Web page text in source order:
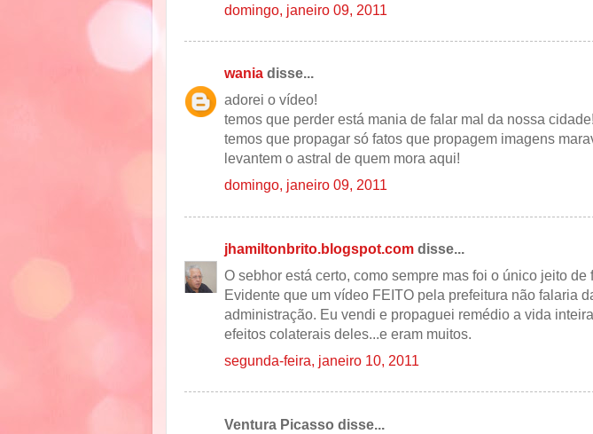
domingo, janeiro 09, 2011
wania disse...
adorei o vídeo!
temos que perder está mania de falar mal da nossa cidade!
temos que propagar só fatos que propagem imagens
levantem o astral de quem mora aqui!
domingo, janeiro 09, 2011
jhamiltonbrito.blogspot.com disse...
O sebhor está certo, como sempre mas foi o único jeito de
Evidente que um vídeo FEITO pela prefeitura não falaria
administração. Eu vendi e propaguei remédio a vida
efeitos colaterais deles...e eram muitos.
segunda-feira, janeiro 10, 2011
Ventura Picasso disse...